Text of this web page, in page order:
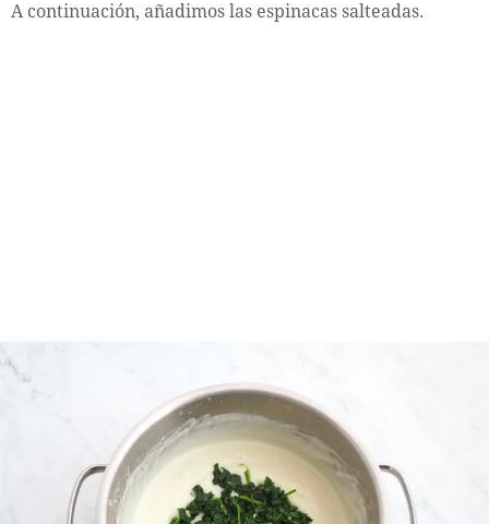
A continuación, añadimos las espinacas salteadas.